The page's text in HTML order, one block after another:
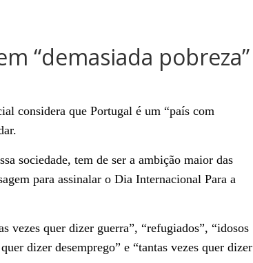
“demasiada pobreza”
considera que Portugal é um “país com
sociedade, tem de ser a ambição maior das
para assinalar o Dia Internacional Para a
vezes quer dizer guerra”, “refugiados”, “idosos
dizer desemprego” e “tantas vezes quer dizer